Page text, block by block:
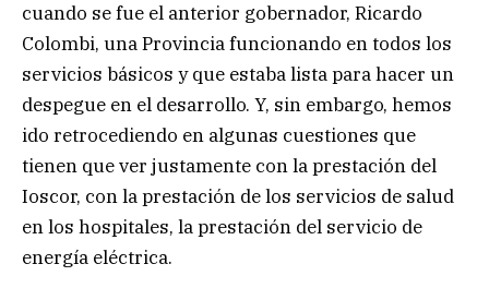
cuando se fue el anterior gobernador, Ricardo
Colombi, una Provincia funcionando en todos los
servicios básicos y que estaba lista para hacer un
despegue en el desarrollo. Y, sin embargo, hemos
ido retrocediendo en algunas cuestiones que
tienen que ver justamente con la prestación del
Ioscor, con la prestación de los servicios de salud
en los hospitales, la prestación del servicio de
energía eléctrica.